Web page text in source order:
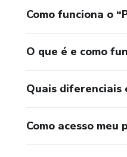
Como funciona o
O que é e como
Quais diferenciais
Como acesso meu